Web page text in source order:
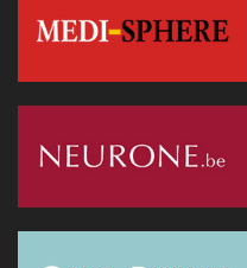
réel à la décision clinique
20 janvier 2026 - 08:05